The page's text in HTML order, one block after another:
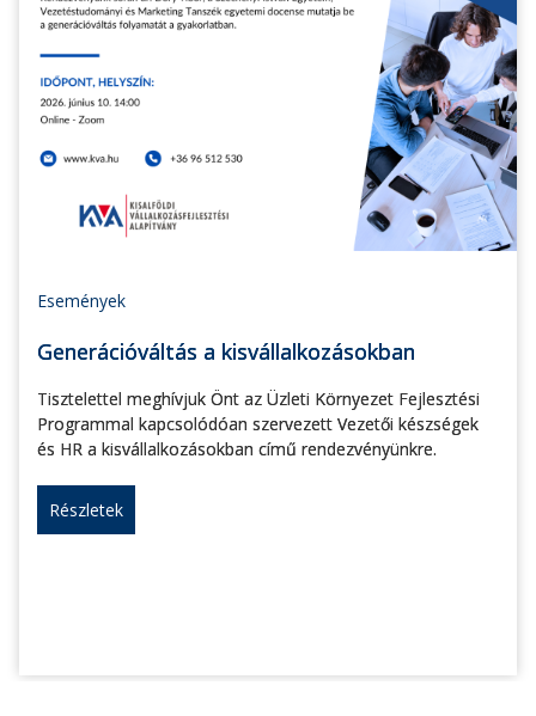
Események
Generációváltás a kisvállalkozásokban
Tisztelettel meghívjuk Önt az Üzleti Környezet Fejlesztési
Programmal kapcsolódóan szervezett Vezetői készségek
és HR a kisvállalkozásokban című rendezvényünkre.
Részletek